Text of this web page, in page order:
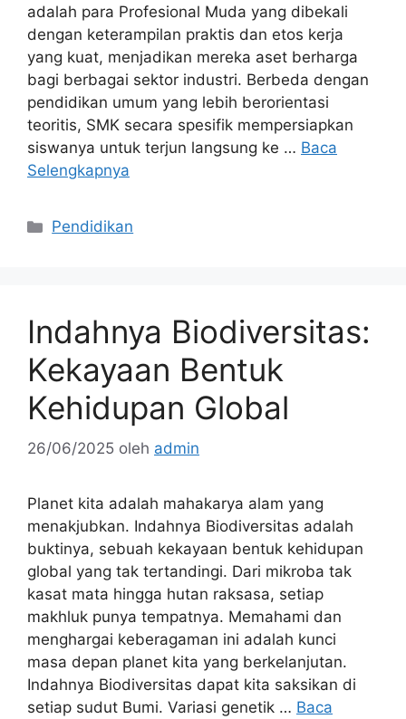
adalah para Profesional Muda yang dibekali
dengan keterampilan praktis dan etos kerja
yang kuat, menjadikan mereka aset berharga
bagi berbagai sektor industri. Berbeda dengan
pendidikan umum yang lebih berorientasi
teoritis, SMK secara spesifik mempersiapkan
siswanya untuk terjun langsung ke … Baca
Selengkapnya
Kategori
Pendidikan
Indahnya Biodiversitas:
Kekayaan Bentuk
Kehidupan Global
26/06/2025 oleh admin
Planet kita adalah mahakarya alam yang
menakjubkan. Indahnya Biodiversitas adalah
buktinya, sebuah kekayaan bentuk kehidupan
global yang tak tertandingi. Dari mikroba tak
kasat mata hingga hutan raksasa, setiap
makhluk punya tempatnya. Memahami dan
menghargai keberagaman ini adalah kunci
masa depan planet kita yang berkelanjutan.
Indahnya Biodiversitas dapat kita saksikan di
setiap sudut Bumi. Variasi genetik … Baca